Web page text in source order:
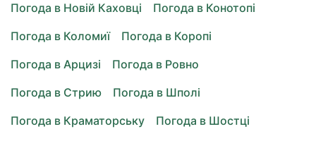
Погода в Новій Каховці
Погода в Конотопі
Погода в Коломиї
Погода в Коропі
Погода в Арцизі
Погода в Ровно
Погода в Стрию
Погода в Шполі
Погода в Краматорську
Погода в Шостці